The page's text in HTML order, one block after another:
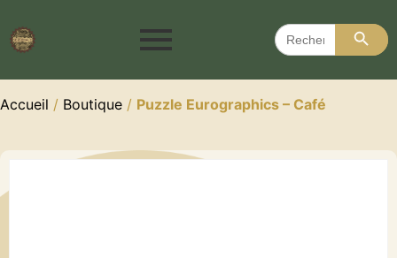
Search
for:
Search
Accueil / Boutique / Puzzle Eurographics – Café